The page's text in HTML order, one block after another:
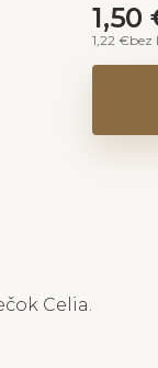
1,50
1,22 €bez
Celia.